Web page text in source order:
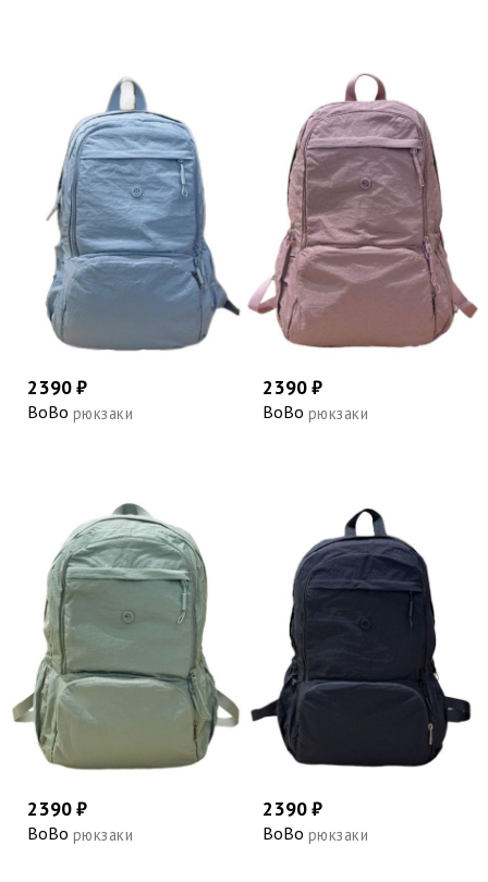
2390 ₽
BoBo рюкзаки
2390 ₽
BoBo рюкзаки
2390 ₽
BoBo рюкзаки
2390 ₽
BoBo рюкзаки